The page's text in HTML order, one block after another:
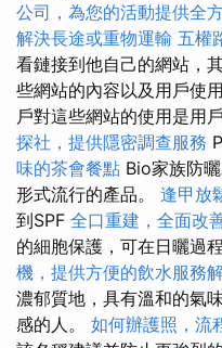
公司，為您的活動提供全
解決長途或重物運輸 五權
看鏈接到他自己的網站，
些網站的內容以及用戶使
戶對這些網站的使用是用
探社，提供隱密調查服務
味的茶會餐點 Bio家族防
形式流行的產品。 逢甲放
到SPF 全口重建，全面改
的細胞保護，可在日曬過
機，提供方便的飲水服務
濃郁質地，具有溫和的氣
感的人。 如何辦護照，流